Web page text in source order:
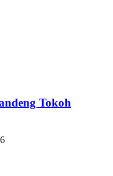
Tokoh